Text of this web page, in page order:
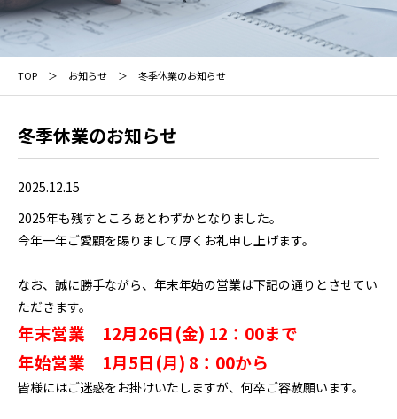
TOP お知らせ 冬季休業のお知らせ
冬季休業のお知らせ
2025.12.15
2025年も残すところあとわずかとなりました。
今年一年ご愛顧を賜りまして厚くお礼申し上げます。
なお、誠に勝手ながら、年末年始の営業は下記の通りとさせてい
ただきます。
年末営業 12月26日(金) 12：00まで
年始営業 1月5日(月) 8：00から
皆様にはご迷惑をお掛けいたしますが、何卒ご容赦願います。